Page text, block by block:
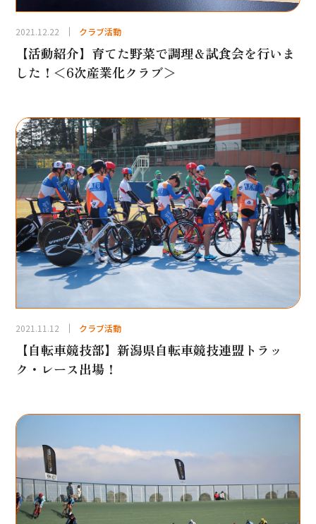
2021.12.22 クラブ活動
【活動紹介】育てた野菜で調理＆試食会を行いま
した！＜6次産業化クラブ＞
2021.11.12 クラブ活動
【自転車競技部】新潟県自転車競技連盟トラッ
ク・レース出場！